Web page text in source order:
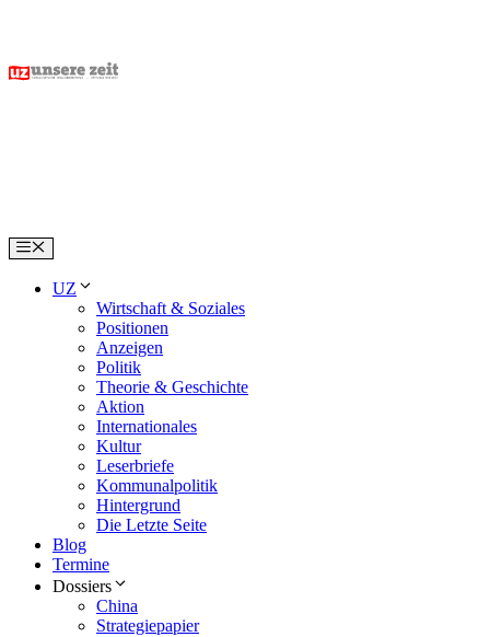
content
Menu
UZ
Wirtschaft & Soziales
Positionen
Anzeigen
Politik
Theorie & Geschichte
Aktion
Internationales
Kultur
Leserbriefe
Kommunalpolitik
Hintergrund
Die Letzte Seite
Blog
Termine
Dossiers
China
Strategiepapier